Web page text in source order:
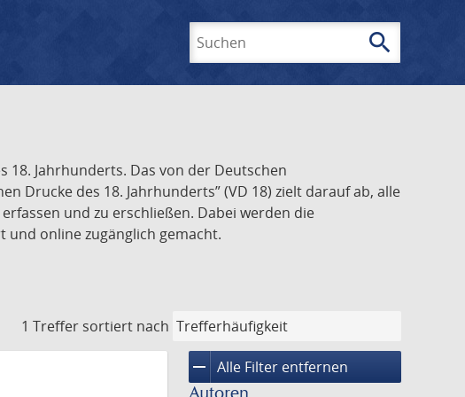
search
Jahrhunderts. Das von der Deutschen
Drucke des 18. Jahrhunderts” (VD 18) zielt darauf ab, alle
und zu erschließen. Dabei werden die
online zugänglich gemacht.
1 Treffer sortiert nach
remove Alle Filter entfernen